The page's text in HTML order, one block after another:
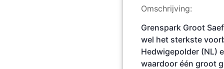
Omschrijving:
Grenspark Groot
wel het sterkste
Hedwigepolder (NL)
waardoor één groot